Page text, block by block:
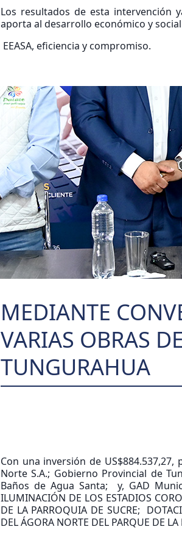
Los resultados de esta intervención
aporta al desarrollo económico y
EEASA, eficiencia y compromiso.
MEDIANTE
VARIAS OBRAS
TUNGURAHUA
Con una inversión de
Norte S.A.; Gobierno Provincial de
Baños de Agua Santa; y, GAD
ILUMINACIÓN DE LOS ESTADIOS
DE LA PARROQUIA DE SUCRE;
DEL ÁGORA NORTE DEL PARQUE DE